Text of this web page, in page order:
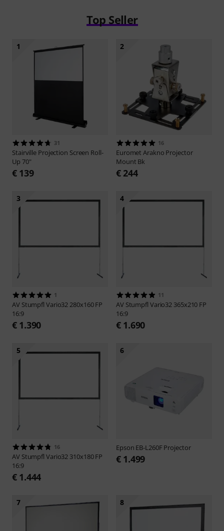
Top Seller
1
31
Stairville Projection Screen Roll-
Up 70"
€ 139
2
16
EurometArakno Projector
Mount Bk
€ 244
3
1
AV Stumpfl Vario32 280x160 FP
16:9
€ 1.390
4
11
AV Stumpfl Vario32 365x210 FP
16:9
€ 1.690
5
16
AV Stumpfl Vario32 310x180 FP
16:9
€ 1.444
6
Epson EB-L260F Projector
€ 1.499
7 8